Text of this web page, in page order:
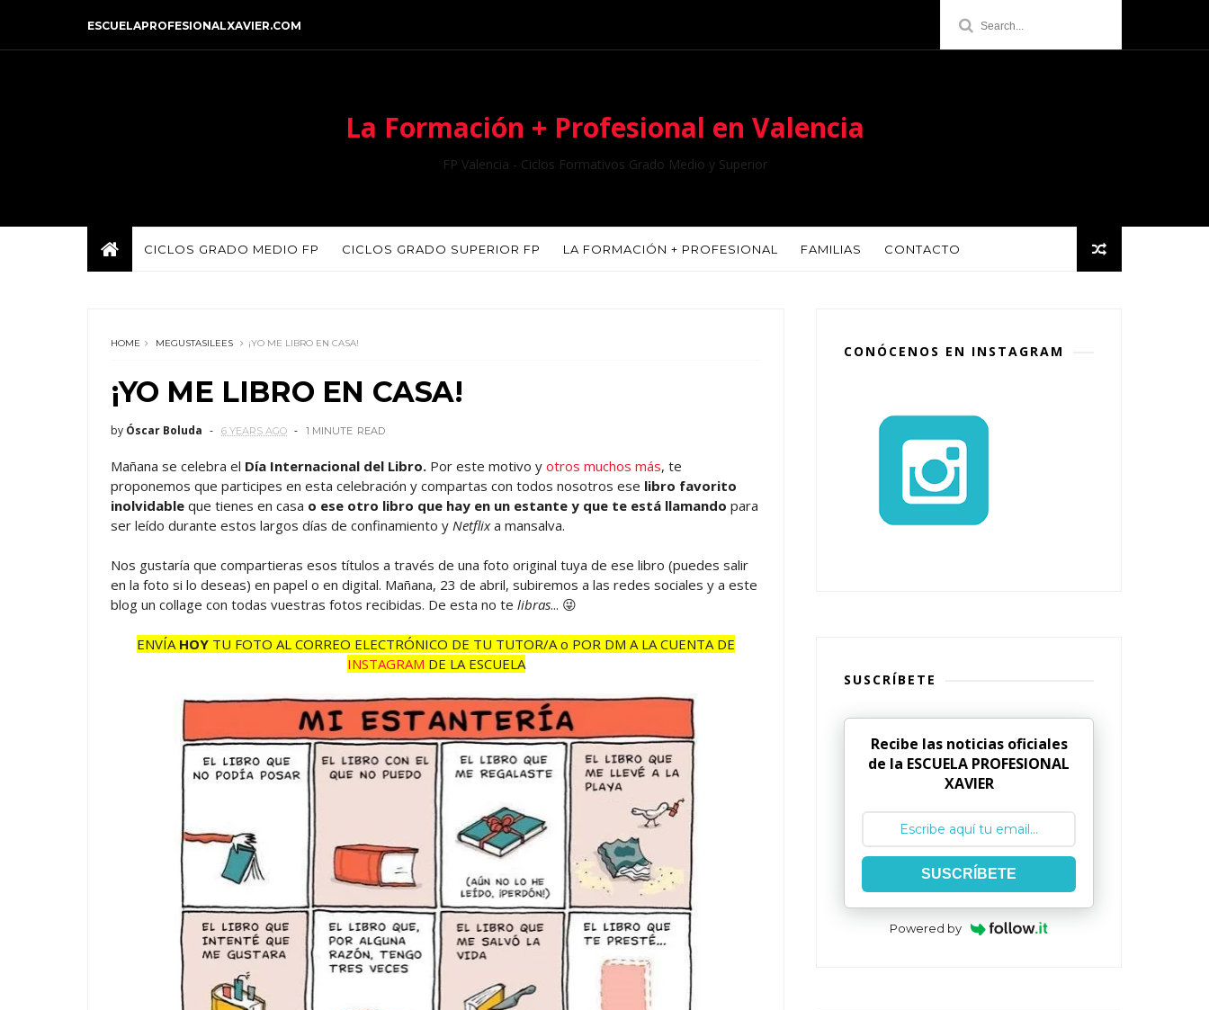
ESCUELAPROFESIONALXAVIER.COM
La Formación + Profesional en Valencia
FP Valencia - Ciclos Formativos Grado Medio y Superior
CICLOS GRADO MEDIO FP CICLOS GRADO SUPERIOR FP LA FORMACIÓN + PROFESIONAL FAMILIAS CONTACTO
HOME MEGUSTASILEES ¡YO ME LIBRO EN CASA!
¡YO ME LIBRO EN CASA!
by Óscar Boluda 6 YEARS AGO 1 MINUTE READ
Mañana se celebra el Día Internacional del Libro. Por este motivo y otros muchos más, te
proponemos que participes en esta celebración y compartas con todos nosotros ese libro favorito
inolvidable que tienes en casa o ese otro libro que hay en un estante y que te está llamando para
ser leído durante estos largos días de confinamiento y Netflixa mansalva.
Nos gustaría que compartieras esos títulos a través de una foto original tuya de ese libro (puedes salir
en la foto si lo deseas) en papel o en digital. Mañana, 23 de abril, subiremos a las redes sociales y a este
blog un collage con todas vuestras fotos recibidas. De esta no te libras... 😜
ENVÍA HOY TU FOTO AL CORREO ELECTRÓNICO DE TU TUTOR/A o POR DM A LA CUENTA DE
INSTAGRAM DE LA ESCUELA
CONÓCENOS EN INSTAGRAM
SUSCRÍBETE
Recibe las noticias oficiales
de la ESCUELA PROFESIONAL
XAVIER
SUSCRÍBETE
Powered by